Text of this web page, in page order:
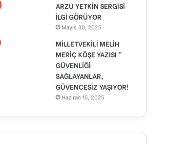
ARZU YETKİN SERGİSİ
İLGİ GÖRÜYOR
Mayıs 30, 2025
MİLLETVEKİLİ MELİH
MERİÇ KÖŞE YAZISI ”
GÜVENLİĞİ
SAĞLAYANLAR,
GÜVENCESİZ YAŞIYOR!
Haziran 15, 2025